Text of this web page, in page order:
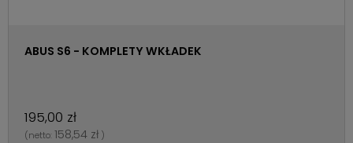
ABUS S6 - KOMPLETY WKŁADEK
195,00 zł
(netto: 158,54 zł )